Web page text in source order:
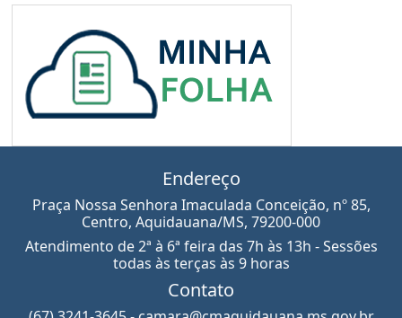
Endereço
Praça Nossa Senhora Imaculada Conceição, nº 85,
Centro, Aquidauana/MS, 79200-000
Atendimento de 2ª à 6ª feira das 7h às 13h - Sessões
todas às terças às 9 horas
Contato